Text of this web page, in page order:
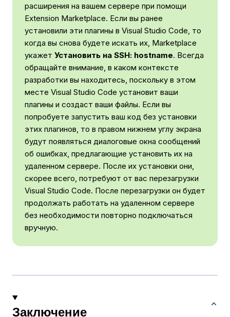
расширения на вашем сервере при помощи
Extension Marketplace. Если вы ранее
установили эти плагины в Visual Studio Code, то
когда вы снова будете искать их, Marketplace
укажет Установить на SSH: hostname. Всегда
обращайте внимание, в каком контексте
разработки вы находитесь, поскольку в этом
месте Visual Studio Code установит ваши
плагины и создаст ваши файлы. Если вы
попробуете запустить ваш код без установки
этих плагинов, то в правом нижнем углу экрана
будут появляться диалоговые окна сообщений
об ошибках, предлагающие установить их на
удаленном сервере. После их установки они,
скорее всего, потребуют от вас перезагрузки
Visual Studio Code. После перезагрузки он будет
продолжать работать на удаленном сервере
без необходимости повторно подключаться
вручную.
Заключение